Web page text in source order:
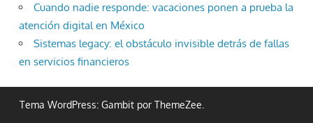
Cuando nadie responde: vacaciones ponen a prueba la
atención digital en México
Sistemas legacy: el obstáculo invisible detrás de fallas
en servicios financieros
Tema WordPress: Gambit por ThemeZee.